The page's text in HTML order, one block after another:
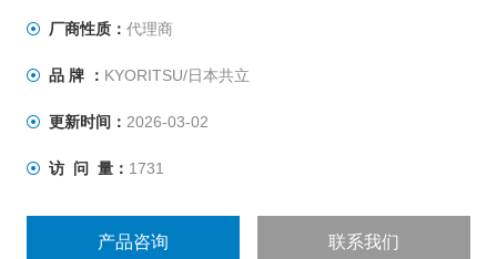
厂商性质： 代理商
品 牌 ： KYORITSU/日本共立
更新时间： 2026-03-02
访 问 量： 1731
产品咨询 联系我们